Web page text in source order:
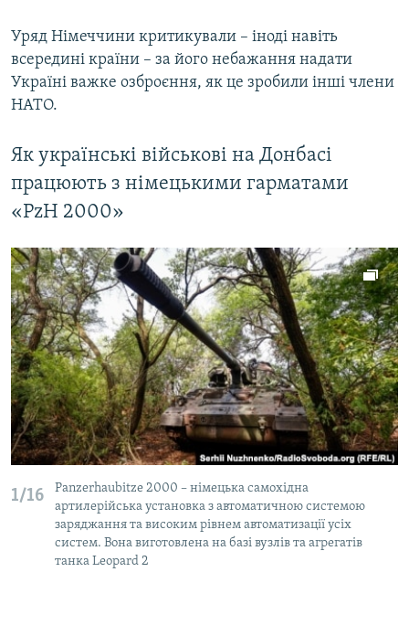
Уряд Німеччини критикували – іноді навіть
всередині країни – за його небажання надати
Україні важке озброєння, як це зробили інші члени
НАТО.
Як українські військові на Донбасі
працюють з німецькими гарматами
«PzH 2000»
1/16
Panzerhaubitze 2000 – німецька самохідна
артилерійська установка з автоматичною системою
заряджання та високим рівнем автоматизації усіх
систем. Вона виготовлена на базі вузлів та агрегатів
танка Leopard 2